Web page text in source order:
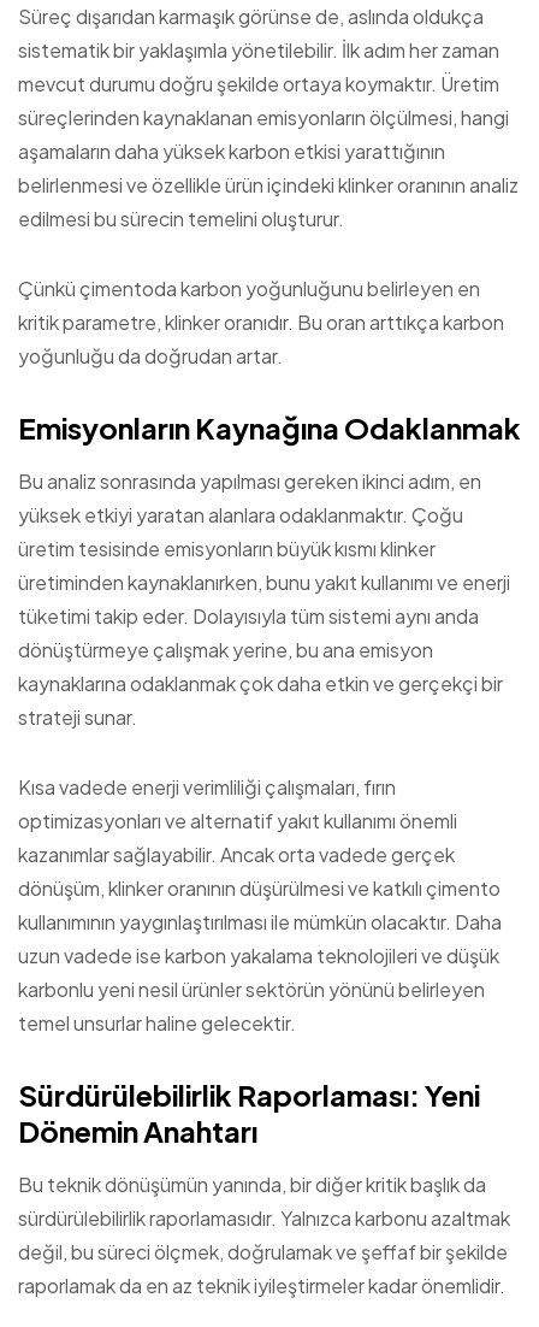
Süreç dışarıdan karmaşık görünse de, aslında oldukça
sistematik bir yaklaşımla yönetilebilir. İlk adım her zaman
mevcut durumu doğru şekilde ortaya koymaktır. Üretim
süreçlerinden kaynaklanan emisyonların ölçülmesi, hangi
aşamaların daha yüksek karbon etkisi yarattığının
belirlenmesi ve özellikle ürün içindeki klinker oranının analiz
edilmesi bu sürecin temelini oluşturur.
Çünkü çimentoda karbon yoğunluğunu belirleyen en
kritik parametre, klinker oranıdır. Bu oran arttıkça karbon
yoğunluğu da doğrudan artar.
Emisyonların Kaynağına Odaklanmak
Bu analiz sonrasında yapılması gereken ikinci adım, en
yüksek etkiyi yaratan alanlara odaklanmaktır. Çoğu
üretim tesisinde emisyonların büyük kısmı klinker
üretiminden kaynaklanırken, bunu yakıt kullanımı ve enerji
tüketimi takip eder. Dolayısıyla tüm sistemi aynı anda
dönüştürmeye çalışmak yerine, bu ana emisyon
kaynaklarına odaklanmak çok daha etkin ve gerçekçi bir
strateji sunar.
Kısa vadede enerji verimliliği çalışmaları, fırın
optimizasyonları ve alternatif yakıt kullanımı önemli
kazanımlar sağlayabilir. Ancak orta vadede gerçek
dönüşüm, klinker oranının düşürülmesi ve katkılı çimento
kullanımının yaygınlaştırılması ile mümkün olacaktır. Daha
uzun vadede ise karbon yakalama teknolojileri ve düşük
karbonlu yeni nesil ürünler sektörün yönünü belirleyen
temel unsurlar haline gelecektir.
Sürdürülebilirlik Raporlaması: Yeni
Dönemin Anahtarı
Bu teknik dönüşümün yanında, bir diğer kritik başlık da
sürdürülebilirlik raporlamasıdır. Yalnızca karbonu azaltmak
değil, bu süreci ölçmek, doğrulamak ve şeffaf bir şekilde
raporlamak da en az teknik iyileştirmeler kadar önemlidir.